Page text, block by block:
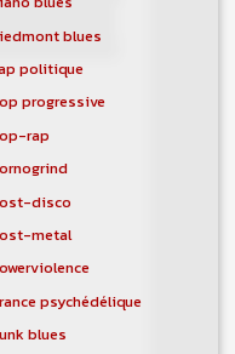
blues
politique
progressive
rap
disco
metal
psychédélique
blues